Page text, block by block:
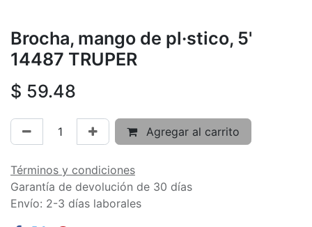
Brocha, mango de pl·stico, 5'
14487 TRUPER
$ 59.48
Agregar al carrito
Términos y condiciones
Garantía de devolución de 30 días
Envío: 2-3 días laborales